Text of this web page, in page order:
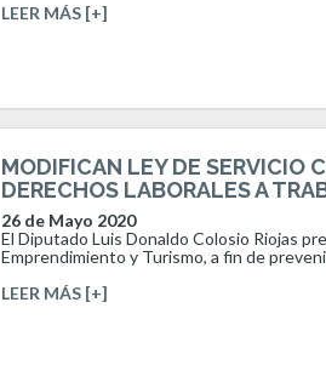
LEER MÁS [+]
MODIFICAN LEY DE SERVICIO
DERECHOS LABORALES A
26 de Mayo 2020
El Diputado Luis Donaldo Colosio Riojas
Emprendimiento y Turismo, a fin de
LEER MÁS [+]